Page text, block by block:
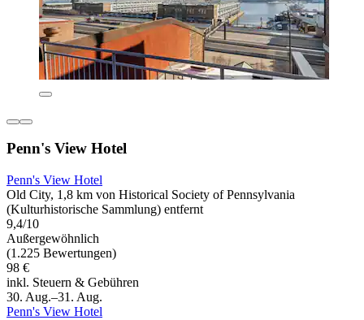
Penn's View Hotel
Penn's View Hotel
Old City, 1,8 km von Historical Society of Pennsylvania
(Kulturhistorische Sammlung) entfernt
9,4/10
Außergewöhnlich
(1.225 Bewertungen)
98 €
inkl. Steuern & Gebühren
30. Aug.–31. Aug.
Penn's View Hotel